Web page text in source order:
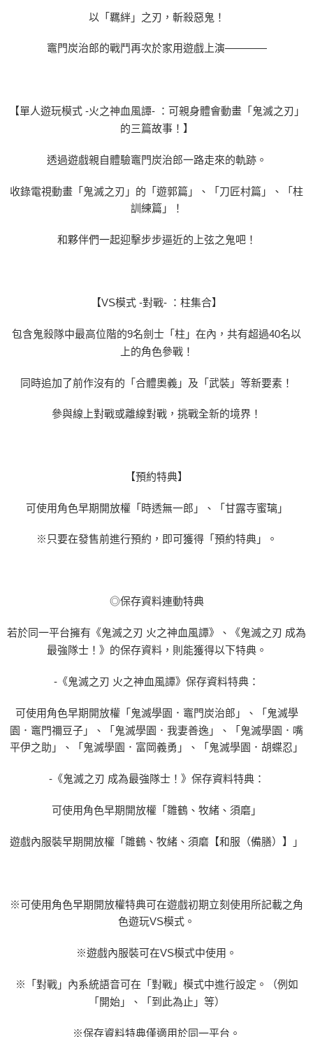
以「羈絆」之刃，斬殺惡鬼！
竈門炭治郎的戰鬥再次於家用遊戲上演————
【單人遊玩模式 -火之神血風譚- ：可親身體會動畫「鬼滅之刃」
的三篇故事！】
透過遊戲親自體驗竈門炭治郎一路走來的軌跡。
收錄電視動畫「鬼滅之刃」的「遊郭篇」、「刀匠村篇」、「柱
訓練篇」！
和夥伴們一起迎擊步步逼近的上弦之鬼吧！
【VS模式 -對戰- ：柱集合】
包含鬼殺隊中最高位階的9名劍士「柱」在內，共有超過40名以
上的角色參戰！
同時追加了前作沒有的「合體奧義」及「武裝」等新要素！
參與線上對戰或離線對戰，挑戰全新的境界！
【預約特典】
可使用角色早期開放權「時透無一郎」、「甘露寺蜜璃」
※只要在發售前進行預約，即可獲得「預約特典」。
◎保存資料連動特典
若於同一平台擁有《鬼滅之刃 火之神血風譚》、《鬼滅之刃 成為
最強隊士！》的保存資料，則能獲得以下特典。
-《鬼滅之刃 火之神血風譚》保存資料特典：
可使用角色早期開放權「鬼滅學園．竈門炭治郎」、「鬼滅學
園．竈門禰豆子」、「鬼滅學園．我妻善逸」、「鬼滅學園．嘴
平伊之助」、「鬼滅學園．富岡義勇」、「鬼滅學園．胡蝶忍」
-《鬼滅之刃 成為最強隊士！》保存資料特典：
可使用角色早期開放權「雛鶴、牧緒、須磨」
遊戲內服裝早期開放權「雛鶴、牧緒、須磨【和服（備膳）】」
※可使用角色早期開放權特典可在遊戲初期立刻使用所記載之角
色遊玩VS模式。
※遊戲內服裝可在VS模式中使用。
※「對戰」內系統語音可在「對戰」模式中進行設定。（例如
「開始」、「到此為止」等）
※保存資料特典僅適用於同一平台。